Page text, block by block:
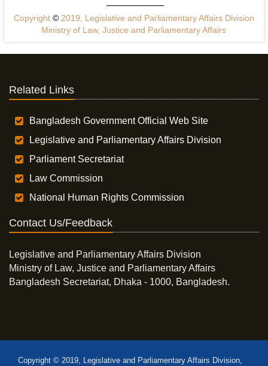
Copyright ©2019, Legislative and Parliamentary Affairs Division
Ministry of Law, Justice and Parliamentary Affairs
Related Links
Bangladesh Government Official Web Site
Legislative and Parliamentary Affairs Division
Parliament Secretariat
Law Commission
National Human Rights Commission
Contact Us/Feedback
Legislative and Parliamentary Affairs Division
Ministry of Law, Justice and Parliamentary Affairs
Bangladesh Secretariat, Dhaka - 1000, Bangladesh.
Copyright © 2019, Legislative and Parliamentary Affairs Division,